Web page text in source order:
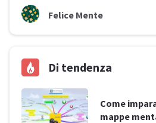
Felice Mente
Di tendenza
Come
mappe